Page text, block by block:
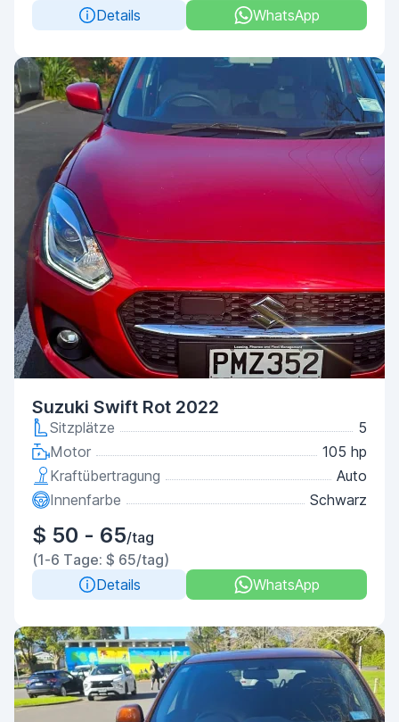
Details
WhatsApp
Suzuki Swift Rot 2022
Sitzplätze
5
Motor
105 hp
Kraftübertragung
Auto
Innenfarbe
Schwarz
$ 50 - 65/tag
(1-6 Tage: $ 65/tag)
Details
WhatsApp